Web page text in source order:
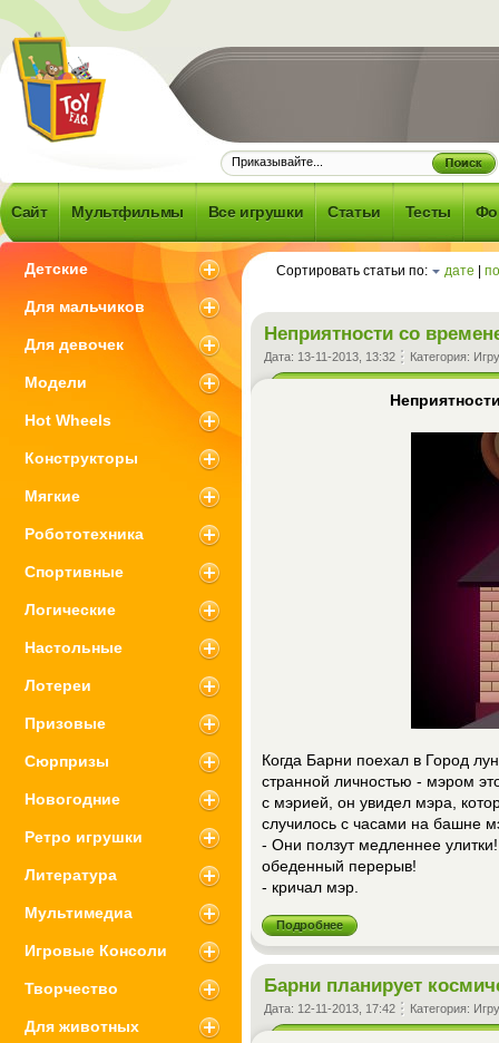
Question -
игрушках и
с ними
Сайт Мультфильмы Все игрушки Статьи Тесты
Сортировать статьи по: дате
Неприятности со
Дата: 13-11-2013, 13:32 Категория:
Когда Барни поехал в Город
странной личностью - мэром
с мэрией, он увидел мэра,
случилось с часами на башне
- Они ползут медленнее
обеденный перерыв!
- кричал мэр.
Подробнее
Барни планирует
Дата: 12-11-2013, 17:42 Категория:
Детские
Для мальчиков
Для девочек
Модели
Hot Wheels
Конструкторы
Мягкие
Робототехника
Спортивные
Логические
Настольные
Лотереи
Призовые
Сюрпризы
Новогодние
Ретро игрушки
Литература
Мультимедиа
Игровые Консоли
Творчество
Для животных